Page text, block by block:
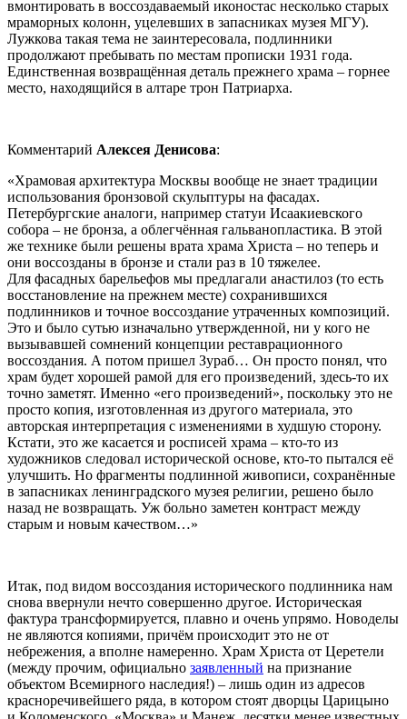
вмонтировать в воссоздаваемый иконостас несколько старых
мраморных колонн, уцелевших в запасниках музея МГУ).
Лужкова такая тема не заинтересовала, подлинники
продолжают пребывать по местам прописки 1931 года.
Единственная возвращённая деталь прежнего храма – горнее
место, находящийся в алтаре трон Патриарха.
Комментарий Алексея Денисова:
«Храмовая архитектура Москвы вообще не знает традиции
использования бронзовой скульптуры на фасадах.
Петербургские аналоги, например статуи Исаакиевского
собора – не бронза, а облегчённая гальванопластика. В этой
же технике были решены врата храма Христа – но теперь и
они воссозданы в бронзе и стали раз в 10 тяжелее.
Для фасадных барельефов мы предлагали анастилоз (то есть
восстановление на прежнем месте) сохранившихся
подлинников и точное воссоздание утраченных композиций.
Это и было сутью изначально утвержденной, ни у кого не
вызывавшей сомнений концепции реставрационного
воссоздания. А потом пришел Зураб… Он просто понял, что
храм будет хорошей рамой для его произведений, здесь-то их
точно заметят. Именно «его произведений», поскольку это не
просто копия, изготовленная из другого материала, это
авторская интерпретация с изменениями в худшую сторону.
Кстати, это же касается и росписей храма – кто-то из
художников следовал исторической основе, кто-то пытался её
улучшить. Но фрагменты подлинной живописи, сохранённые
в запасниках ленинградского музея религии, решено было
назад не возвращать. Уж больно заметен контраст между
старым и новым качеством…»
Итак, под видом воссоздания исторического подлинника нам
снова ввернули нечто совершенно другое. Историческая
фактура трансформируется, плавно и очень упрямо. Новоделы
не являются копиями, причём происходит это не от
небрежения, а вполне намеренно. Храм Христа от Церетели
(между прочим, официально заявленный на признание
объектом Всемирного наследия!) – лишь один из адресов
красноречивейшего ряда, в котором стоят дворцы Царицыно